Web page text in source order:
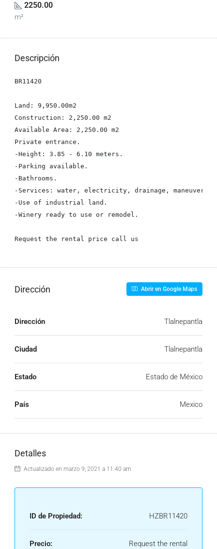
2250.00
m²
Descripción
BR11420
Land: 9,950.00m2
Construction: 2,250.00 m2
Available Area: 2,250.00 m2
Private entrance.
-Height: 3.85 - 6.10 meters.
-Parking available.
-Bathrooms.
-Services: water, electricity, drainage,
-Use of industrial land.
-Winery ready to use or remodel.
Request the rental price call us
Dirección Abrir en Google Maps
Dirección Tlalnepantla
Ciudad Tlalnepantla
Estado Estado de México
País Mexico
Detalles
Actualizado en marzo 9, 2021 a 11:40 am
ID de Propiedad: HZBR11420
Precio:
Request the rental